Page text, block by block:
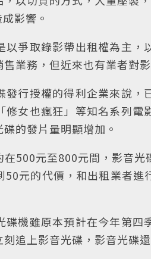
影響。
爭取錄影帶出租權為主，
業務，但近來也有業者對
行授權的得利企業來說，
女也瘋狂」等知名系列電
的發片量明顯增加。
500元至800元間，影音
元的代價，和出租業者進
機雖原本預計在今年第四
追上影音光碟，影音光碟